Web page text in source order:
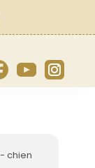
Facebook
YouTube
- chien